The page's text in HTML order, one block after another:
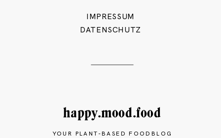
happy.mood.food
IMPRESSUM
DATENSCHUTZ
YOUR PLANT-BASED FOODBLOG